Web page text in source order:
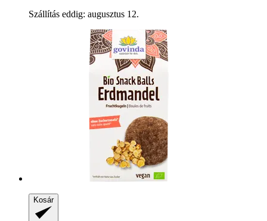
Szállítás eddig: augusztus 12.
Kosár